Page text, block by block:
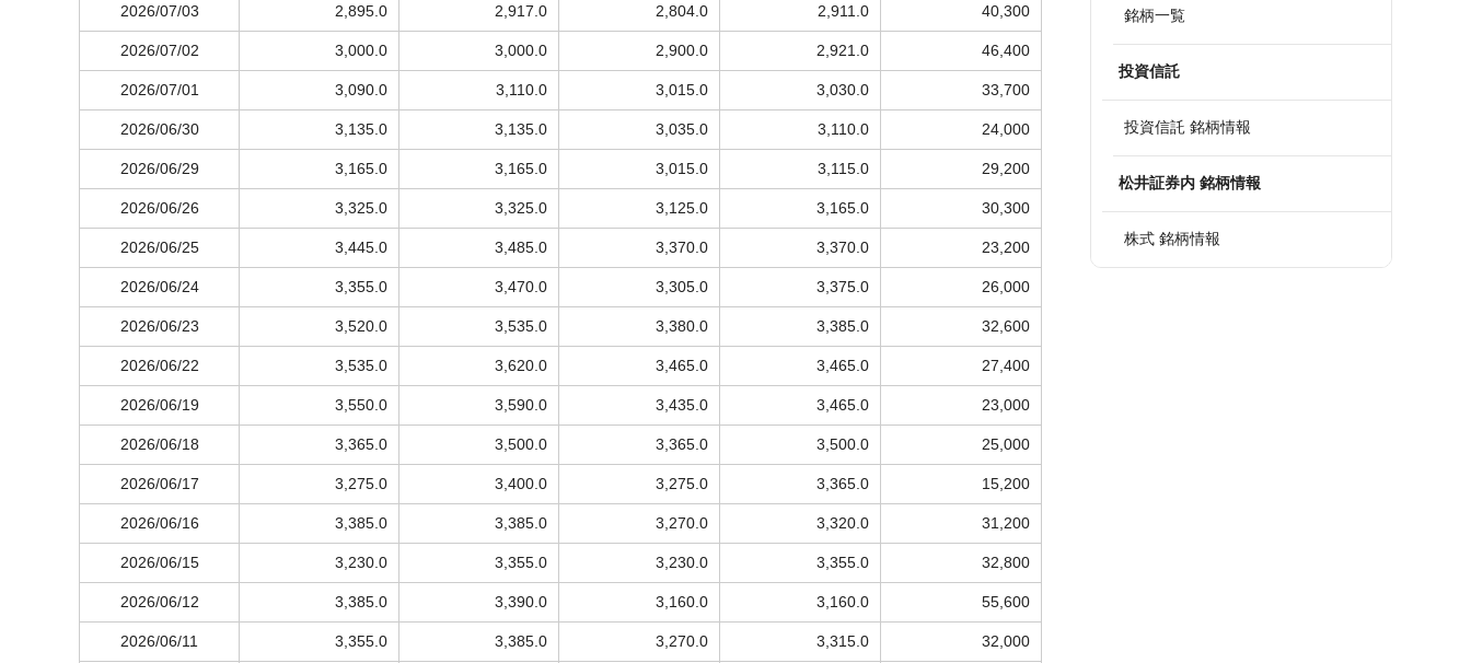
2026/07/03 2,895.0 2,917.0 2,804.0 2,911.0 40,300
2026/07/02 3,000.0 3,000.0 2,900.0 2,921.0 46,400
2026/07/01 3,090.0 3,110.0 3,015.0 3,030.0 33,700
2026/06/30 3,135.0 3,135.0 3,035.0 3,110.0 24,000
2026/06/29 3,165.0 3,165.0 3,015.0 3,115.0 29,200
2026/06/26 3,325.0 3,325.0 3,125.0 3,165.0 30,300
2026/06/25 3,445.0 3,485.0 3,370.0 3,370.0 23,200
2026/06/24 3,355.0 3,470.0 3,305.0 3,375.0 26,000
2026/06/23 3,520.0 3,535.0 3,380.0 3,385.0 32,600
2026/06/22 3,535.0 3,620.0 3,465.0 3,465.0 27,400
2026/06/19 3,550.0 3,590.0 3,435.0 3,465.0 23,000
2026/06/18 3,365.0 3,500.0 3,365.0 3,500.0 25,000
2026/06/17 3,275.0 3,400.0 3,275.0 3,365.0 15,200
2026/06/16 3,385.0 3,385.0 3,270.0 3,320.0 31,200
2026/06/15 3,230.0 3,355.0 3,230.0 3,355.0 32,800
2026/06/12 3,385.0 3,390.0 3,160.0 3,160.0 55,600
2026/06/11 3,355.0 3,385.0 3,270.0 3,315.0 32,000
銘柄一覧
投資信託
投資信託 銘柄情報
松井証券内 銘柄情報
株式 銘柄情報